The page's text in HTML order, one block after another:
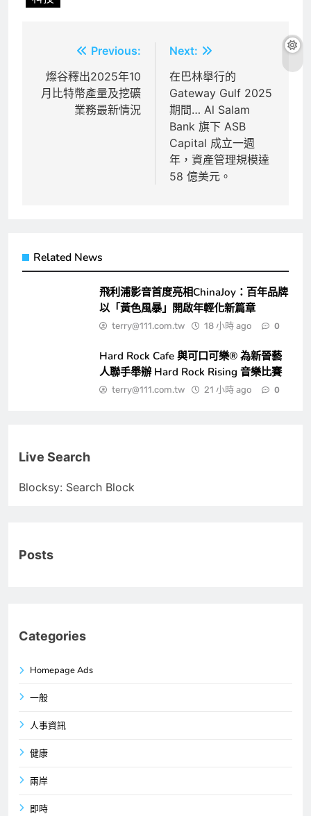
章
導
Previous:
燦谷釋出2025年10
月比特幣產量及挖礦
業務最新情況
Next:
在巴林舉行的
Gateway Gulf 2025
期間… Al Salam
Bank 旗下 ASB
Capital 成立一週
年，資產管理規模達
58 億美元。
Related News
飛利浦影音首度亮相ChinaJoy：百年品牌
以「黃色風暴」開啟年輕化新篇章
terry@111.com.tw 18 小時 ago 0
Hard Rock Cafe 與可口可樂® 為新晉藝
人聯手舉辦 Hard Rock Rising 音樂比賽
terry@111.com.tw 21 小時 ago 0
Live Search
Blocksy: Search Block
Posts
Categories
Homepage Ads
一般
人事資訊
健康
兩岸
即時